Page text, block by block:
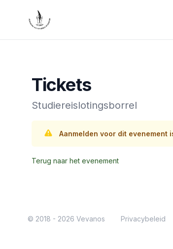
Vevanos
Tickets
Studiereislotingsborrel
Aanmelden voor dit evenement
Terug naar het evenement
© 2018 - 2026 Vevanos Privacybeleid